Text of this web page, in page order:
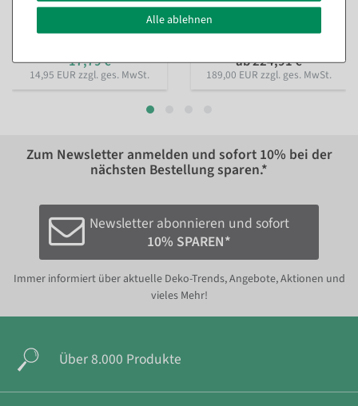
Sofort versandfähig.
17,79 €
14,95 EUR zzgl. ges. MwSt.
Sofort versandfähig.
In verschiedenen
ab 224,91 €
189,00 EUR zzgl. ges. MwSt.
Zum Newsletter anmelden und sofort 10% bei der
nächsten Bestellung sparen.*
Newsletter abonnieren und sofort
10% SPAREN*
Immer informiert über aktuelle Deko-Trends, Angebote, Aktionen und
vieles Mehr!
Über 8.000 Produkte
Alle ablehnen